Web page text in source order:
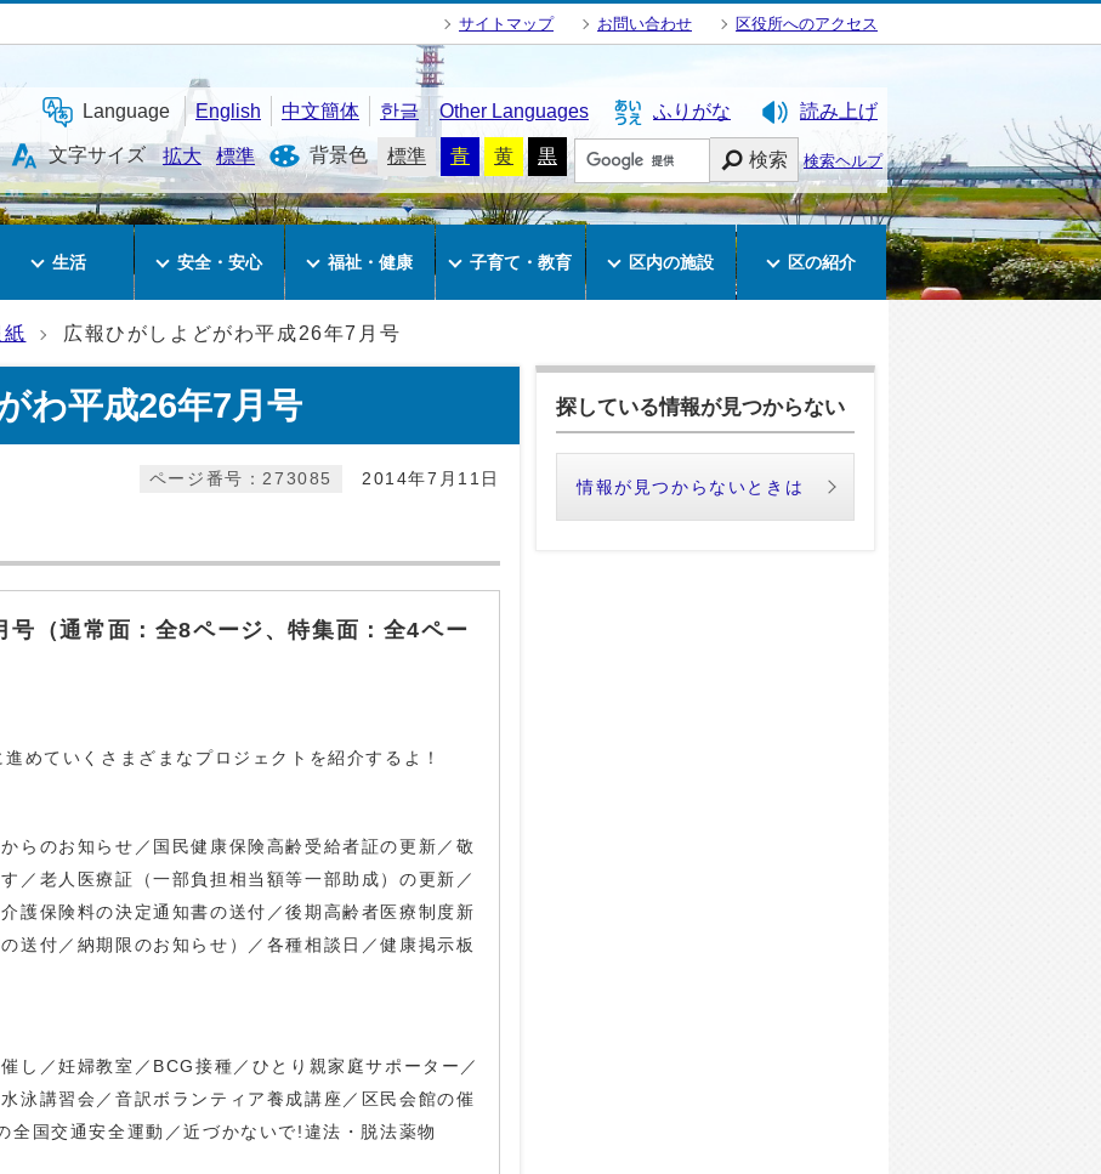
サイトマップ お問い合わせ 区役所へのアクセス
Language English 中文簡体 한글 Other Languages ふりがな 読み上げ
文字サイズ 拡大 標準 背景色 標準 青 黄 黒 検索 検索ヘルプ
生活 安全・安心 福祉・健康 子育て・教育 区内の施設 区の紹介
紙 広報ひがしよどがわ平成26年7月号
わ平成26年7月号
2014年7月11日
ページ番号：273085
（通常面：全8ページ、特集面：全4ペー
めていくさまざまなプロジェクトを紹介するよ！
らのお知らせ／国民健康保険高齢受給者証の更新／敬
／老人医療証（一部負担相当額等一部助成）の更新／
護保険料の決定通知書の送付／後期高齢者医療制度新
送付／納期限のお知らせ）／各種相談日／健康掲示板
し／妊婦教室／BCG接種／ひとり親家庭サポーター／
泳講習会／音訳ボランティア養成講座／区民会館の催
全国交通安全運動／近づかないで!違法・脱法薬物
探している情報が見つからない
情報が見つからないときは